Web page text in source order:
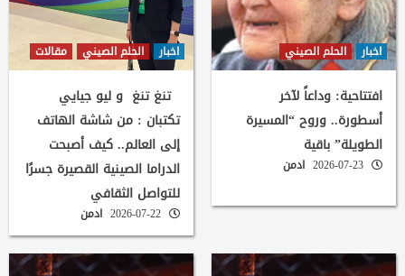
اخبار الحلم الصيني
افتتاحية: وداعاً لآخر
أسطورة.. وروح “المسيرة
الطويلة” باقية
ادمن
اخبار الحلم الصيني مقالات
تنغ تنغ و ليو جيايي
تكتبان : من شاشة الهاتف
إلى العالم.. كيف أصبحت
الدراما الصينية القصيرة جسرًا
للتواصل الثقافي
ادمن